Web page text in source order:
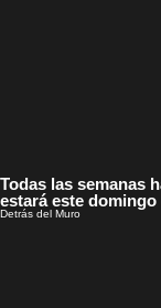
Todas las semanas
estará este
Detrás del Muro